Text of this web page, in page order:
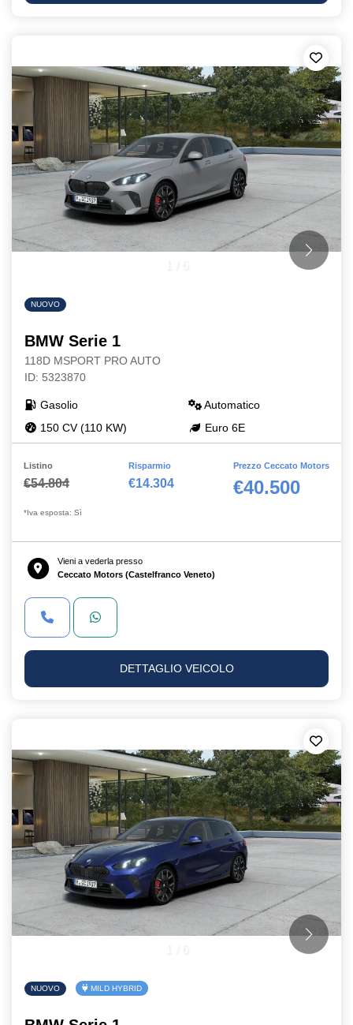
NUOVO
BMW Serie 1
118D MSPORT PRO AUTO
ID: 5323870
Gasolio
Automatico
150 CV (110 KW)
Euro 6E
Listino
€54.804
Risparmio
€14.304
Prezzo Ceccato Motors
€40.500
*Iva esposta: Sì
Vieni a vederla presso
Ceccato Motors (Castelfranco Veneto)
DETTAGLIO VEICOLO
NUOVO MILD HYBRID